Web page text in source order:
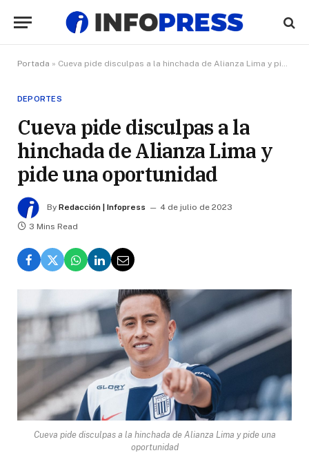
Portada » Cueva pide disculpas a la hinchada de Alianza Lima y pide una oportunidad
DEPORTES
Cueva pide disculpas a la
hinchada de Alianza Lima y
pide una oportunidad
By Redacción | Infopress
4 de julio de 2023
3 Mins Read
Cueva pide disculpas a la hinchada de Alianza Lima y pide una
oportunidad